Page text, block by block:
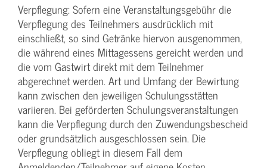
Verpflegung: Sofern eine Veranstaltungs­gebühr die
Verpflegung des Teilnehmers ausdrücklich mit
einschließt, so sind Getränke hiervon ausgenommen,
die während eines Mittagessens gereicht werden und
die vom Gastwirt direkt mit dem Teilnehmer
abgerechnet werden. Art und Umfang der Bewirtung
kann zwischen den jeweiligen Schulungsstätten
variieren. Bei geförderten Schulungs­veranstaltungen
kann die Verpflegung durch den Zuwendungs­bescheid
oder grundsätzlich ausgeschlossen sein. Die
Verpflegung obliegt in diesem Fall dem